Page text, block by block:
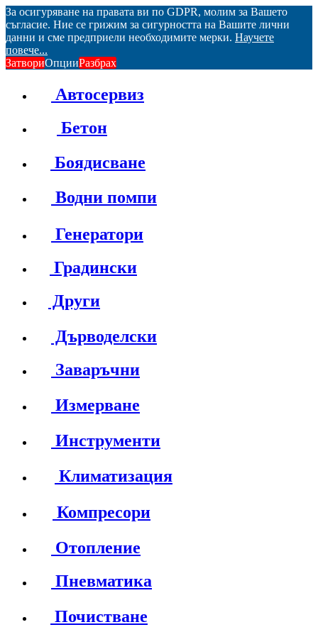
За осигуряване на правата ви по GDPR, молим за Вашето
съгласие. Ние се грижим за сигурността на Вашите лични
данни и сме предприели необходимите мерки. Научете
повече...
ЗатвориОпцииРазбрах
Автосервиз
Бетон
Боядисване
Водни помпи
Генератори
Градински
Други
Дърводелски
Заваръчни
Измерване
Инструменти
Климатизация
Компресори
Отопление
Пневматика
Почистване